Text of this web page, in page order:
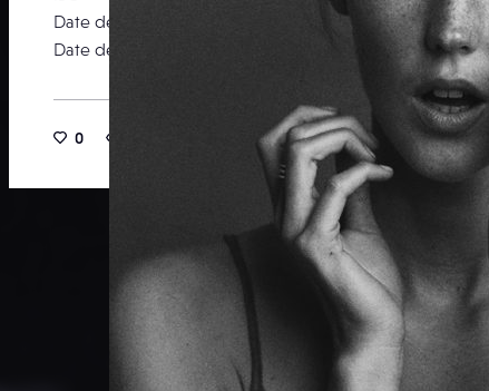
Date de prise de vue
16 juillet 2011
Date de publication
26 août 2011
0